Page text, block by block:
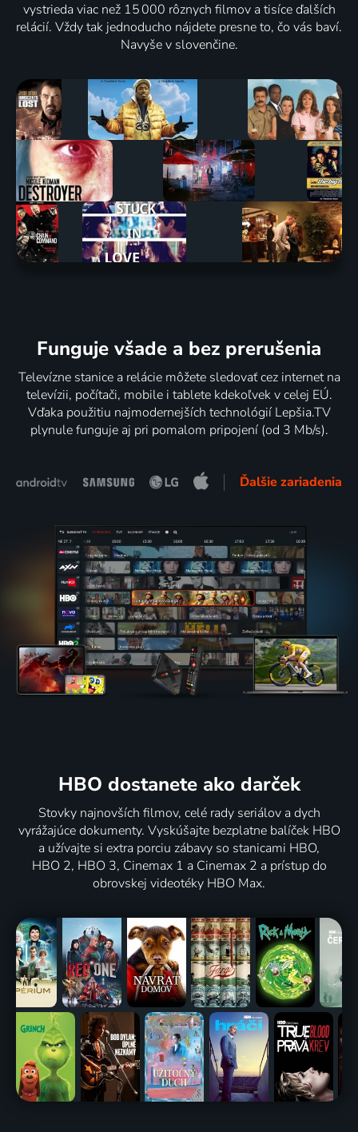
vystrieda viac než 15 000 rôznych filmov a tisíce ďalších
relácií. Vždy tak jednoducho nájdete presne to, čo vás baví.
Navyše v slovenčine.
Funguje všade a bez prerušenia
Televízne stanice a relácie môžete sledovať cez internet na
televízii, počítači, mobile i tablete kdekoľvek v celej EÚ.
Vďaka použitiu najmodernejších technológií Lepšia.TV
plynule funguje aj pri pomalom pripojení (od 3 Mb/s).
Ďalšie zariadenia
HBO dostanete ako darček
Stovky najnovších filmov, celé rady seriálov a dych
vyrážajúce dokumenty. Vyskúšajte bezplatne balíček HBO
a užívajte si extra porciu zábavy so stanicami HBO,
HBO 2, HBO 3, Cinemax 1 a Cinemax 2 a prístup do
obrovskej videotéky HBO Max.